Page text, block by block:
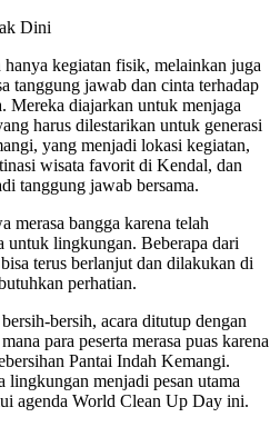
Dini
kegiatan fisik, melainkan juga
tanggung jawab dan cinta terhadap
Mereka diajarkan untuk menjaga
harus dilestarikan untuk generasi
yang menjadi lokasi kegiatan,
wisata favorit di Kendal, dan
tanggung jawab bersama.
merasa bangga karena telah
untuk lingkungan. Beberapa dari
terus berlanjut dan dilakukan di
perhatian.
bersih, acara ditutup dengan
para peserta merasa puas karena
Pantai Indah Kemangi.
lingkungan menjadi pesan utama
agenda World Clean Up Day ini.